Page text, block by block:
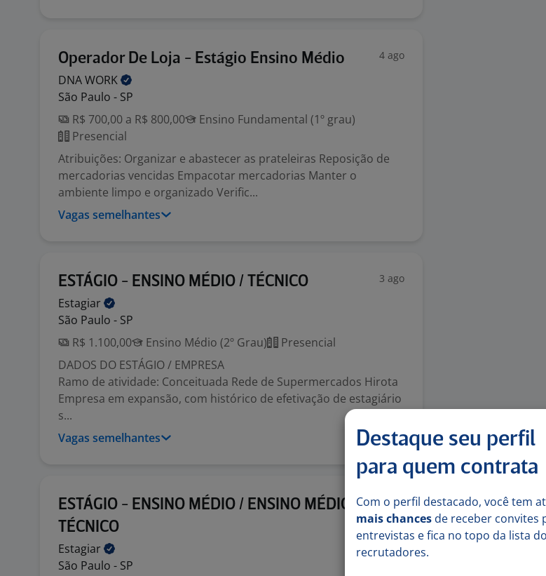
Operador De Loja - Estágio Ensino Médio 4 ago
DNAWORK
São Paulo - SP
R$ 700,00 a R$ 800,00
Ensino Fundamental (1º grau)
Presencial
Atribuições: Organizar e abastecer as prateleiras Reposição de
mercadorias vencidas Empacotar mercadorias Manter o
ambiente limpo e organizado Verific...
Vagas semelhantes
ESTÁGIO - ENSINO MÉDIO / TÉCNICO 3 ago
Estagiar
São Paulo - SP
R$ 1.100,00
Ensino Médio (2º Grau)
Presencial
DADOS DO ESTÁGIO / EMPRESA
Ramo de atividade: Conceituada Rede de Supermercados Hirota
Empresa em expansão, com histórico de efetivação de estagiário
s...
Vagas semelhantes
ESTÁGIO - ENSINO MÉDIO / ENSINO MÉDIO
TÉCNICO
3 ago
Estagiar
São Paulo - SP
Destaque seu perfil
para quem contrata
Com o perfil destacado, você tem
mais chances de receber convites
entrevistas e fica no topo da lista
recrutadores.